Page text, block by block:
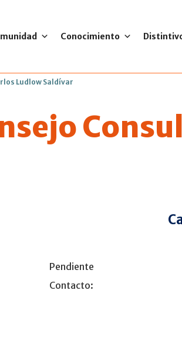
Conocimiento
Ludlow Saldívar
Pendiente
Contacto: